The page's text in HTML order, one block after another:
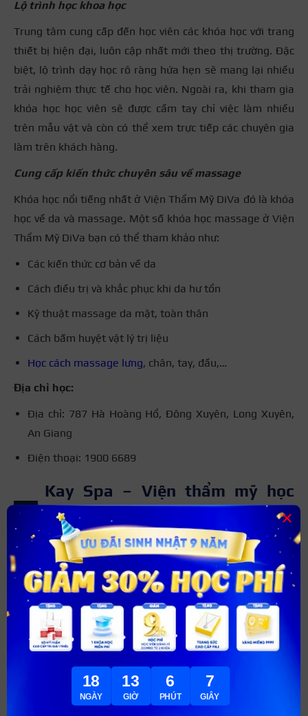
Lộ trình học khoa học
Trung tâm cung cấp đến học viên các khóa học với trang
thiết bị hiện đại, luôn cập nhất mới theo thị trường. Đặc
biệt, lộ trình dạy học rõ ràng hứa hẹn sẽ mang lại nhiều
trải nghiệm thực tế cho học viên. Ngoài ra, khi tham gia
khóa học học viên sẽ được cầm tay chỉ việc làm nhiều
trên mẫu vật và còn có thể xem trực tiếp các chuyên gia
làm trên khách hàng.
Cung cấp kiến thức chuyên sâu về massage
Khóa học nổi tiếng nhất ở Viện Thẩm Mỹ DiVa đó là khóa
học về da và massage. Một số khóa học massage ở Viện
Thẩm Mỹ DiVa bạn có thể tham khảo như:
Các kiến thức cơ bản về da
Cách điều trị và khắc phục khi da hư tổn
Kỹ thuật massage da mặt, toàn thân
Cách bấm huyệt vật lý trị liệu
Học cách massage lưng, chân, tay, đầu,…
Địa chỉ học:
Địa chỉ: 787 Hà Hoàng Hổ, Đông Xuyên, Long Xuyên,
An Giang
Điện thoại: 1900 6689
Kay Spa – Viện thẩm mỹ học
massage An Giang
Đã có mặt trên thị trường từ sớm, Kay Spa là một trong
những cơ sở dạy massage, chăm sóc da chuyên nghiệp ở
An Giang.
18
NGÀY
13
GIỜ
6
PHÚT
6
GIÂY
×